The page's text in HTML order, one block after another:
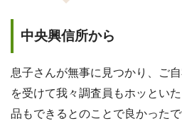
中央興信所から
息子さんが無事に見つかり、ご
を受けて我々調査員もホッとい
品もできるとのことで良かった